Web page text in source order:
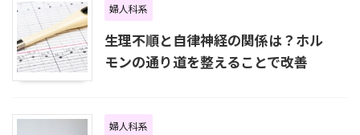
婦人科系
生理不順と自律神経の関係は？ホル
モンの通り道を整えることで改善
婦人科系